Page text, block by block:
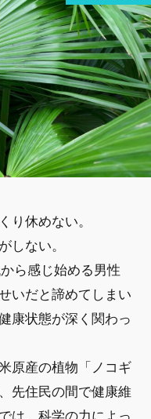
り休めない。
しない。
ら感じ始める男性
いだと諦めてしまい
康状態が深く関わっ
原産の植物「ノコギ
先住民の間で健康維
は、科学の力によっ